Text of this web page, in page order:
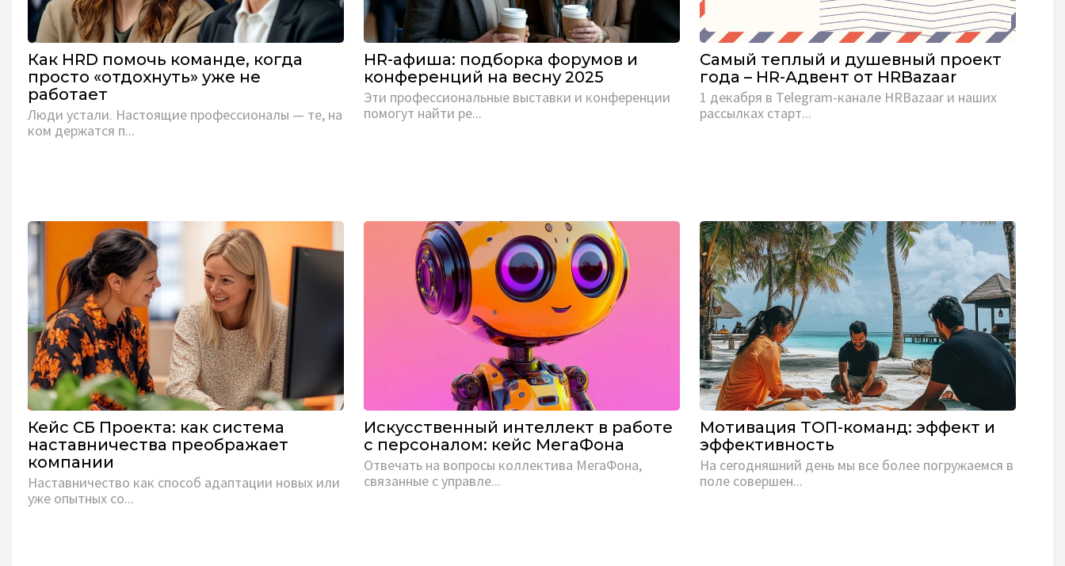
Как HRD помочь команде, когда
просто «отдохнуть» уже не
работает
Люди устали. Настоящие профессионалы — те, на
ком держатся п...
HR-афиша: подборка форумов и
конференций на весну 2025
Эти профессиональные выставки и конференции
помогут найти ре...
Самый теплый и душевный проект
года – HR-Адвент от HRBazaar
1 декабря в Telegram-канале HRBazaar и наших
рассылках старт...
Кейс СБ Проекта: как система
наставничества преображает
компании
Наставничество как способ адаптации новых или
уже опытных со...
Искусственный интеллект в работе
с персоналом: кейс МегаФона
Отвечать на вопросы коллектива МегаФона,
связанные с управле...
Мотивация ТОП-команд: эффект и
эффективность
На сегодняшний день мы все более погружаемся в
поле совершен...